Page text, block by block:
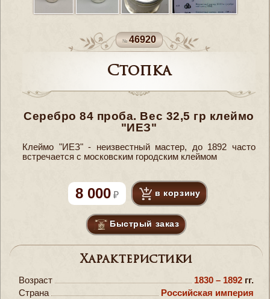
46920
Стопка
Серебро 84 проба. Вес 32,5 гр клеймо
"ИЕЗ"
Клеймо "ИЕЗ" - неизвестный мастер, до 1892 часто
встречается с московским городским клеймом
8 000 в корзину
Быстрый заказ
Характеристики
Возраст 1830 – 1892 гг.
Страна
Российская империя